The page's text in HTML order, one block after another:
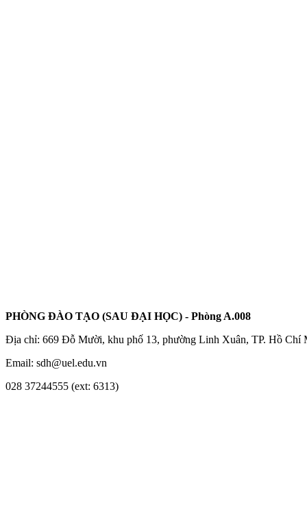
PHÒNG ĐÀO TẠO (SAU ĐẠI HỌC) - Phòng A.008
Địa chỉ: 669 Đỗ Mười, khu phố 13, phường Linh Xuân, TP. Hồ Chí
Email: sdh@uel.edu.vn
028 37244555 (ext: 6313)